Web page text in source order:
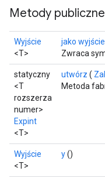
Metody publiczne
Wyjście
<T>
jako wyjście
Zwraca
statyczny
<T
rozszerza
numer>
Expint
<T>
utwórz (
Metoda
Wyjście
<T>
y()